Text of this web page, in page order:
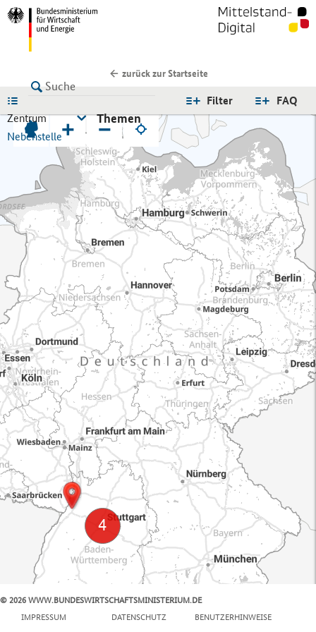
zurück zur Startseite
FAQ
Filter
Zentrum
Nebenstelle
Themen
+ −
© 2026 WWW.BUNDESWIRTSCHAFTSMINISTERIUM.DE
IMPRESSUM
DATENSCHUTZ BENUTZERHINWEISE